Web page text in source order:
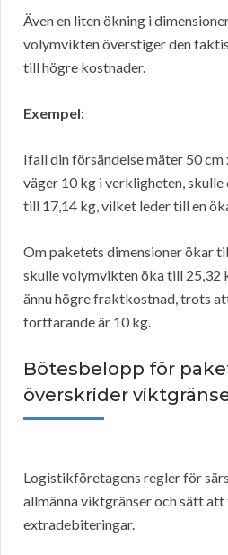
Även en liten ökning i
volymvikten överstiger den
till högre kostnader.
Exempel:
Ifall din försändelse mäter 50 cm
väger 10 kg i verkligheten, skulle
till 17,14 kg, vilket leder till en
Om paketets dimensioner ökar
skulle volymvikten öka till 25,32
ännu högre fraktkostnad, trots
fortfarande är 10 kg.
Bötesbelopp för
överskrider
Logistikföretagens regler för
allmänna viktgränser och sätt
extradebiteringar.